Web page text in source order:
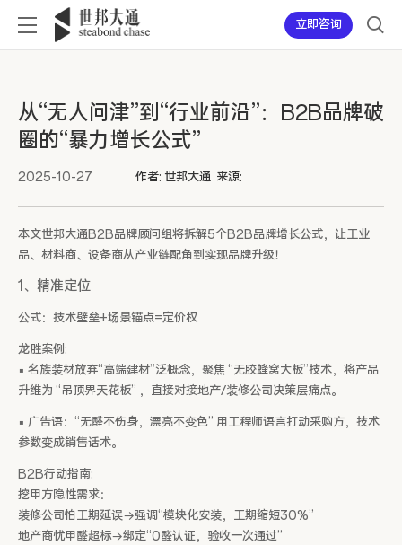
立即咨询
从“无人问津”到“行业前沿”：B2B品牌破
圈的“暴力增长公式”
2025-10-27 作者: 世邦大通 来源:
本文世邦大通B2B品牌顾问组将拆解5个B2B品牌增长公式，让工业
品、材料商、设备商从产业链配角到实现品牌升级！
1、精准定位
公式：技术壁垒+场景锚点=定价权
龙胜案例:
▪ 名族装材放弃“高端建材”泛概念，聚焦 “无胶蜂窝大板”技术，将产品
升维为 “吊顶界天花板” ，直接对接地产/装修公司决策层痛点。
▪ 广告语：“无醛不伤身，漂亮不变色” 用工程师语言打动采购方，技术
参数变成销售话术。
B2B行动指南:
挖甲方隐性需求：
装修公司怕工期延误→强调“模块化安装，工期缩短30%”
地产商忧甲醛超标→绑定“0醛认证，验收一次通过”